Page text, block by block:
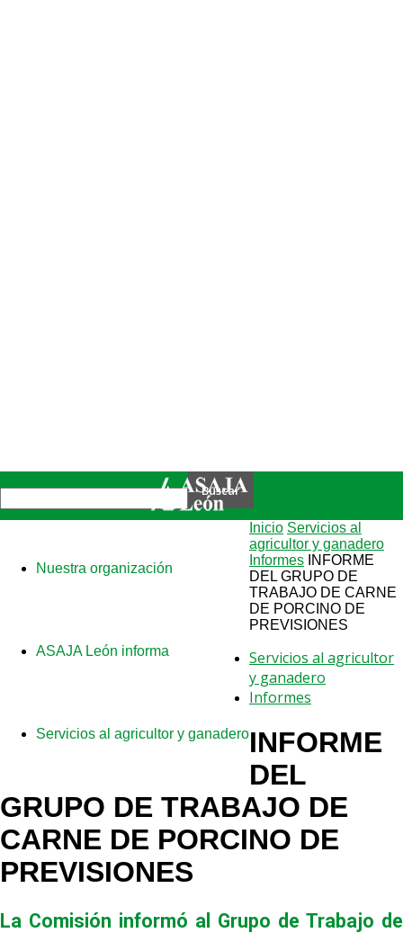
Nuestra organización
ASAJA León informa
Servicios al agricultor y ganadero
Inicio Servicios al
agricultor y ganadero
Informes INFORME
DEL GRUPO DE
TRABAJO DE CARNE
DE PORCINO DE
PREVISIONES
Servicios al agricultor
y ganadero
Informes
INFORME
DEL
GRUPO DE TRABAJO DE
CARNE DE PORCINO DE
PREVISIONES
La Comisión informó al Grupo de Trabajo de